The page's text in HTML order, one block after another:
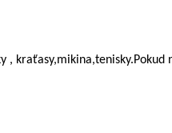
, kraťasy,mikina,tenisky.Pokud